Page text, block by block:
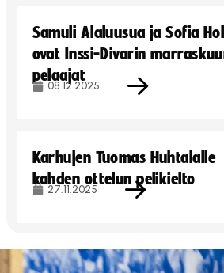
Samuli Alaluusua ja Sofia
ovat Inssi-Divarin
pelaajat
08.12.2025
Karhujen Tuomas Huhtalalle
kahden ottelun pelikielto
27.11.2025